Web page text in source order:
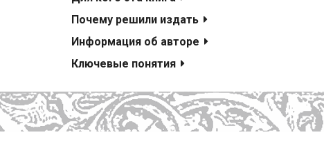
Почему решили издать
Информация об авторе
Ключевые понятия